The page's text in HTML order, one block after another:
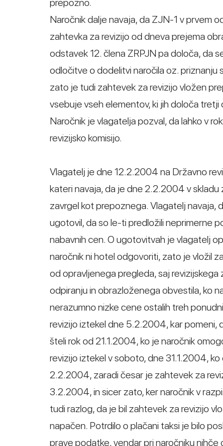
prepozno.
Naročnik dalje navaja, da ZJN-1 v prvem
zahtevka za revizijo od dneva prejema
odstavek 12. člena ZRPJN pa določa, da
odločitve o dodelitvi naročila oz.
zato je tudi zahtevek za revizijo vložen
vsebuje vseh elementov, ki jih določa tretji
Naročnik je vlagatelja pozval, da lahko v
revizijsko komisijo.
Vlagatelj je dne 12.2.2004 na Državno
kateri navaja, da je dne 2.2.2004 v skladu
zavrgel kot prepoznega. Vlagatelj
ugotovil, da so le-ti predložili neprimerne
nabavnih cen. O ugotovitvah je vlagatelj
naročnik ni hotel odgovoriti, zato je vložil
od opravljenega pregleda, saj
odpiranju in obrazloženega obvestila, ko
nerazumno nizke cene ostalih treh
revizijo iztekel dne 5.2.2004, kar pomeni,
šteli rok od 21.1.2004, ko je naročnik
revizijo iztekel v soboto, dne 31.1.2004,
2.2.2004, zaradi česar je zahtevek za
3.2.2004, in sicer zato, ker naročnik v
tudi razlog, da je bil zahtevek za revizijo
napačen. Potrdilo o plačani taksi je bilo
prave podatke, vendar pri naročniku